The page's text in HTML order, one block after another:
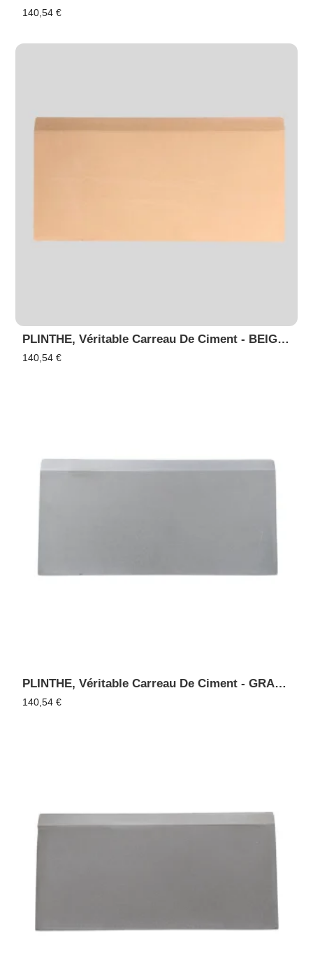
140,54€
PLINTHE, Véritable Carreau De Ciment - BEIGE 21
140,54€
PLINTHE, Véritable Carreau De Ciment - GRANIT 09
140,54€